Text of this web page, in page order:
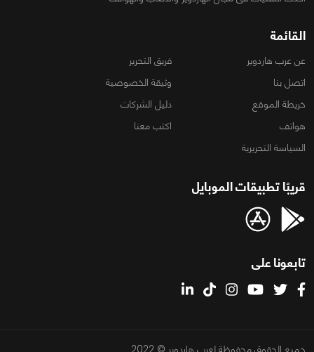
القائمة
عن عرب هاردوير
فريق التحرير
اتصل بنا
وثيقة الخصوصية
خريطة الموقع
دليل الشركات
هواتف
اكتب معنا
السياسة التحريرية
قريبًا تطبيقات الموبايل
تابعونا على
جميع الحقوق محفوظة لعرب هاردوير © 2022